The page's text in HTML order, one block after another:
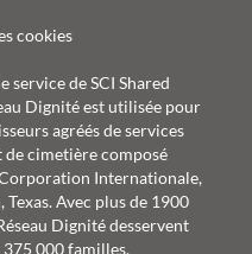
cookies
service de SCI Shared
Dignité est utilisée pour
agréés de services
cimetière composé
Internationale,
Avec plus de 1900
Dignité desservent
000 familles.